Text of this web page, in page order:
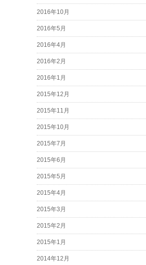
2016年10月
2016年5月
2016年4月
2016年2月
2016年1月
2015年12月
2015年11月
2015年10月
2015年7月
2015年6月
2015年5月
2015年4月
2015年3月
2015年2月
2015年1月
2014年12月